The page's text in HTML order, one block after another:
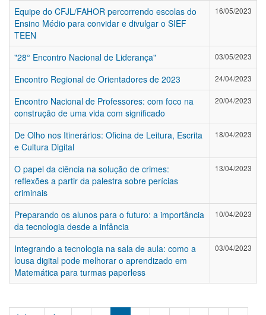
Equipe do CFJL/FAHOR percorrendo escolas do
Ensino Médio para convidar e divulgar o SIEF
TEEN
16/05/2023
"28° Encontro Nacional de Liderança" 03/05/2023
Encontro Regional de Orientadores de 2023 24/04/2023
Encontro Nacional de Professores: com foco na
construção de uma vida com significado
20/04/2023
De Olho nos Itinerários: Oficina de Leitura, Escrita
e Cultura Digital
18/04/2023
O papel da ciência na solução de crimes:
reflexões a partir da palestra sobre perícias
criminais
13/04/2023
Preparando os alunos para o futuro: a importância
da tecnologia desde a infância
10/04/2023
Integrando a tecnologia na sala de aula: como a
lousa digital pode melhorar o aprendizado em
Matemática para turmas paperless
03/04/2023